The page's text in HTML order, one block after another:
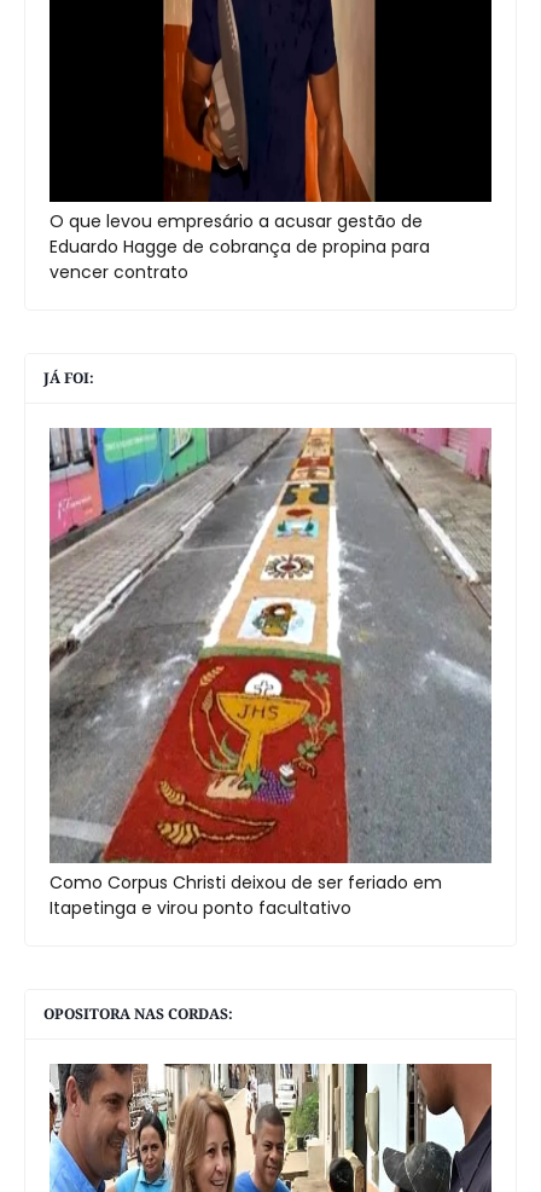
O que levou empresário a acusar gestão de
Eduardo Hagge de cobrança de propina para
vencer contrato
JÁ FOI:
Como Corpus Christi deixou de ser feriado em
Itapetinga e virou ponto facultativo
OPOSITORA NAS CORDAS: